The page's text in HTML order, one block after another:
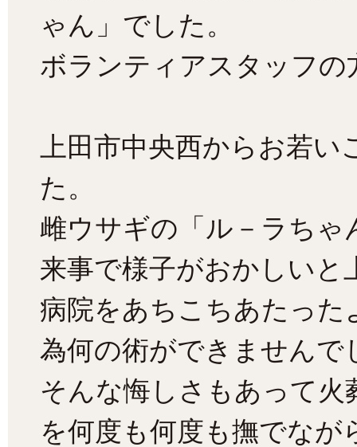
ゃん」でした。
ボランティアスタッフ
上田市中央西からお若
た。
雌ウサギの「ル－ラちゃ
来事で様子がおかしいと
病院をあちこちあたっ
為何の術ができませんで
そんな悔しさもあって
を何度も何度も撫でなが